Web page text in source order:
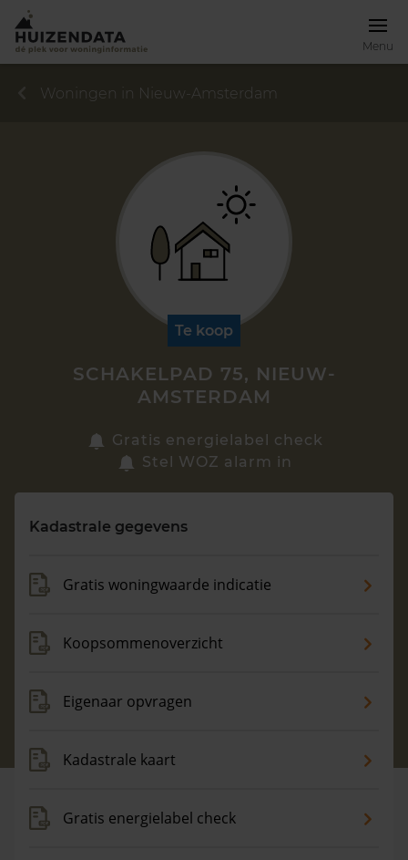
Menu
Vragen? Neem contact met ons op
088 220 4200
Woningen in Nieuw-Amsterdam
Te koop
SCHAKELPAD 75, NIEUW-
AMSTERDAM
Gratis energielabel check
Stel WOZ alarm in
Kadastrale gegevens
Gratis woningwaarde indicatie
Koopsommenoverzicht
Eigenaar opvragen
Kadastrale kaart
Gratis energielabel check